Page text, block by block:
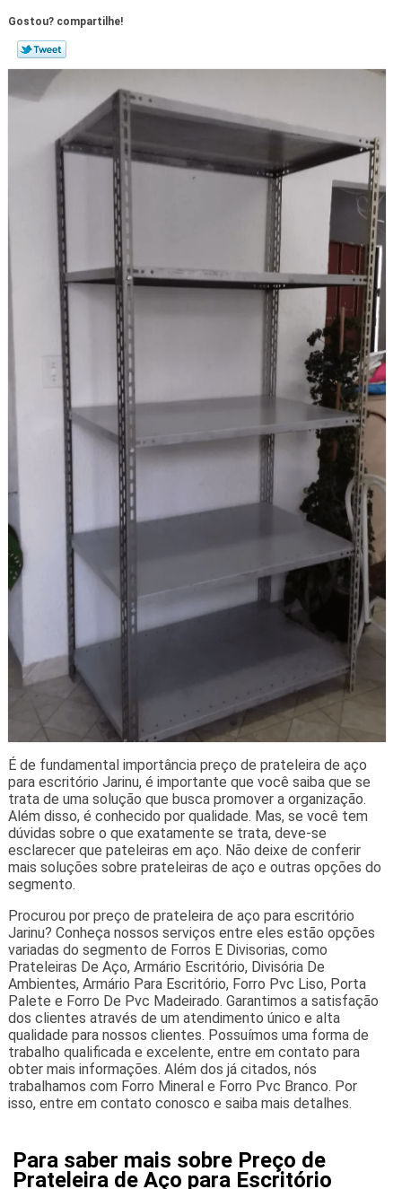
Gostou? compartilhe!
É de fundamental importância preço de prateleira de aço
para escritório Jarinu, é importante que você saiba que se
trata de uma solução que busca promover a organização.
Além disso, é conhecido por qualidade. Mas, se você tem
dúvidas sobre o que exatamente se trata, deve-se
esclarecer que pateleiras em aço. Não deixe de conferir
mais soluções sobre prateleiras de aço e outras opções do
segmento.
Procurou por preço de prateleira de aço para escritório
Jarinu? Conheça nossos serviços entre eles estão opções
variadas do segmento de Forros E Divisorias, como
Prateleiras De Aço, Armário Escritório, Divisória De
Ambientes, Armário Para Escritório, Forro Pvc Liso, Porta
Palete e Forro De Pvc Madeirado. Garantimos a satisfação
dos clientes através de um atendimento único e alta
qualidade para nossos clientes. Possuímos uma forma de
trabalho qualificada e excelente, entre em contato para
obter mais informações. Além dos já citados, nós
trabalhamos com Forro Mineral e Forro Pvc Branco. Por
isso, entre em contato conosco e saiba mais detalhes.
Para saber mais sobre Preço de
Prateleira de Aço para Escritório